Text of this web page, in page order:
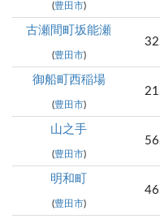
(豊田市)
古瀬間町坂能瀬
(豊田市)
御船町西稲場
(豊田市)
山之手
(豊田市)
明和町
(豊田市)